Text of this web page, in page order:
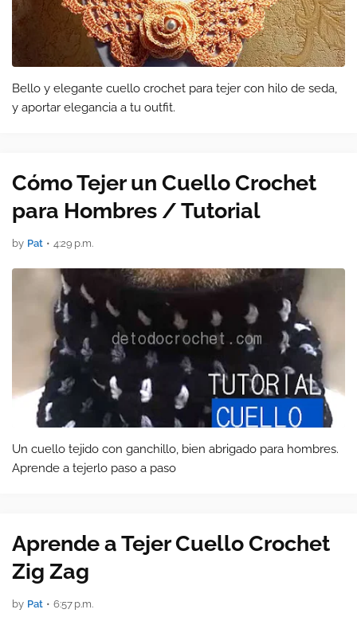
Bello y elegante cuello crochet para tejer con hilo de seda,
y aportar elegancia a tu outfit.
Cómo Tejer un Cuello Crochet
para Hombres / Tutorial
by Pat • 4:29 p.m.
Un cuello tejido con ganchillo, bien abrigado para hombres.
Aprende a tejerlo paso a paso
Aprende a Tejer Cuello Crochet
Zig Zag
by Pat • 6:57 p.m.